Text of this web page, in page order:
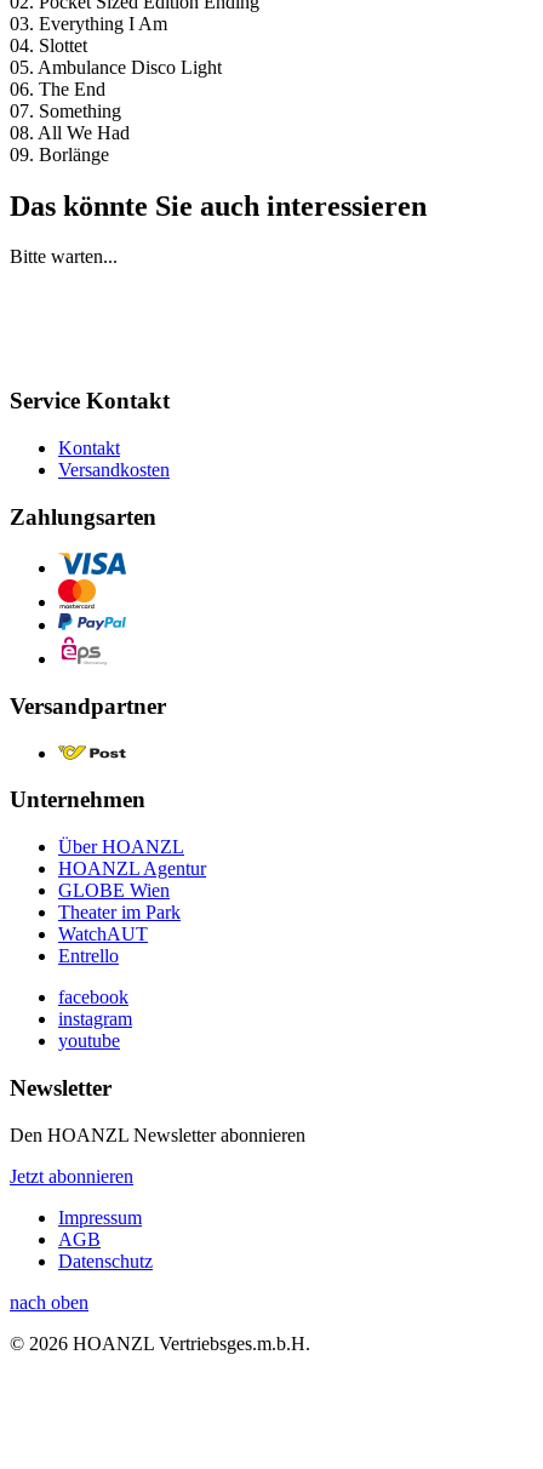
03. Everything I Am
04. Slottet
05. Ambulance Disco Light
06. The End
07. Something
08. All We Had
09. Borlänge
Das könnte Sie auch interessieren
Bitte warten...
Service Kontakt
Kontakt
Versandkosten
Zahlungsarten
Versandpartner
Unternehmen
Über HOANZL
HOANZL Agentur
GLOBE Wien
Theater im Park
WatchAUT
Entrello
facebook
instagram
youtube
Newsletter
Den HOANZL Newsletter abonnieren
Jetzt abonnieren
Impressum
AGB
Datenschutz
nach oben
© 2026 HOANZL Vertriebsges.m.b.H.